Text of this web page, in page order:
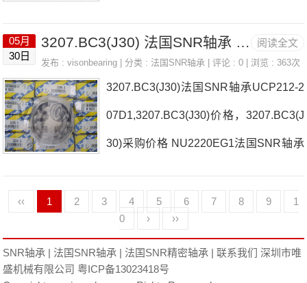
阅读全文
05月
30日
3207.BC3(J30) 法国SNR轴承 6019.EEC3(J30)
发布 :visonbearing | 分类 :法国SNR轴承 | 评论 : 0 | 浏览 : 363次
3207.BC3(J30)法国SNR轴承UCP212-2
07D1,3207.BC3(J30)价格，3207.BC3(J
30)采购价格 NU2220EG1法国SNR轴承
‹‹ 1 2 3 4 5 6 7 8 9
1
0
› ››
SNR轴承 | 法国SNR轴承 | 法国SNR精密轴承 |联系我们 深圳市唯
盛机械有限公司 粤ICP备13023418号